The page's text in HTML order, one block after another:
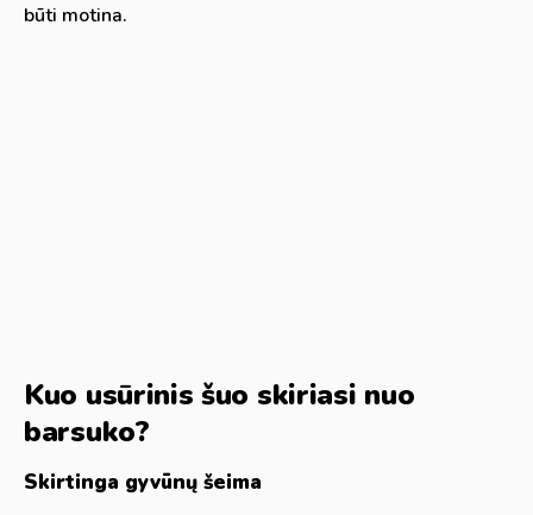
būti motina.
Kuo usūrinis šuo skiriasi nuo
barsuko?
Skirtinga gyvūnų šeima